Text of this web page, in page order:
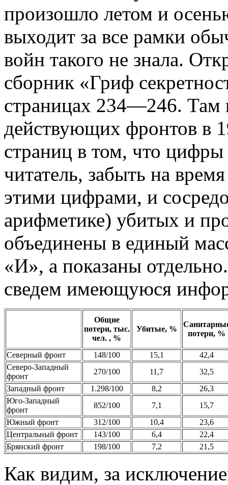
произошло летом и
выходит за все рамки
войн такого не знала.
сборник «Гриф
страницах 234—246. Там
действующих фронтов в
страниц в том, что
читатель, забыть на
этими цифрами, и
арифметике) убитых и
объединены в единый
«И», а показаны
сведем имеющуюся
Общие
потери, тыс.
чел. , %
Убитые, %
потери, %
Северный фронт 148/100 15,1
42,4
Северо-Западный
фронт
270/100 11,7
32,5
Западный фронт
1.298/100 8,2
26,3
Юго-Западный
фронт
852/100 7,1
15,7
Южный фронт
312/100 10,4
23,6
Центральный фронт
143/100 6,4
22,4
Брянский фронт
198/100 7,2 21,5
Как видим, за